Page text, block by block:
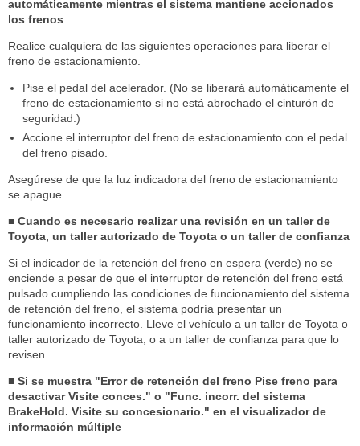
automáticamente mientras el sistema mantiene accionados
los frenos
Realice cualquiera de las siguientes operaciones para liberar el
freno de estacionamiento.
Pise el pedal del acelerador. (No se liberará automáticamente el
freno de estacionamiento si no está abrochado el cinturón de
seguridad.)
Accione el interruptor del freno de estacionamiento con el pedal
del freno pisado.
Asegúrese de que la luz indicadora del freno de estacionamiento
se apague.
■ Cuando es necesario realizar una revisión en un taller de
Toyota, un taller autorizado de Toyota o un taller de confianza
Si el indicador de la retención del freno en espera (verde) no se
enciende a pesar de que el interruptor de retención del freno está
pulsado cumpliendo las condiciones de funcionamiento del sistema
de retención del freno, el sistema podría presentar un
funcionamiento incorrecto. Lleve el vehículo a un taller de Toyota o
taller autorizado de Toyota, o a un taller de confianza para que lo
revisen.
■ Si se muestra "Error de retención del freno Pise freno para
desactivar Visite conces." o "Func. incorr. del sistema
BrakeHold. Visite su concesionario." en el visualizador de
información múltiple